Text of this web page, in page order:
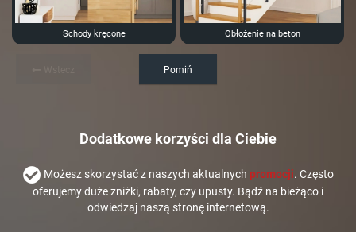
Schody kręcone Obłożenie na beton
Pomiń
Dodatkowe korzyści dla Ciebie
Możesz skorzystać z naszych aktualnych promocji. Często
oferujemy duże zniżki, rabaty, czy upusty. Bądź na bieżąco i
odwiedzaj naszą stronę internetową.